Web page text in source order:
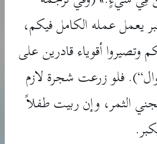
يعمل عمله الكامل فيكم،
أقوياء قادرين على
فلو زرعت شجرة لازم
الثمر، وإن ربيت طفلاً